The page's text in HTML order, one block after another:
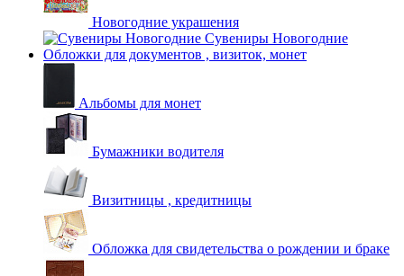
Новогодние украшения
Сувениры Новогодние
Обложки для документов , визиток, монет
Альбомы для монет
Бумажники водителя
Визитницы , кредитницы
Обложка для свидетельства о рождении и браке